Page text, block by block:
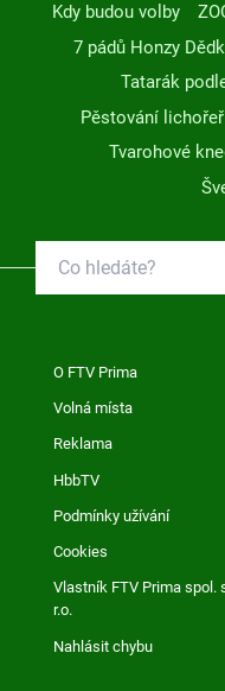
Kdy budou volby
7 pádů Honzy
Tatarák
Pěstování
Tvarohové
O FTV Prima
Volná místa
Reklama
HbbTV
Podmínky užívání
Cookies
Vlastník FTV Prima spol.
r.o.
Nahlásit chybu